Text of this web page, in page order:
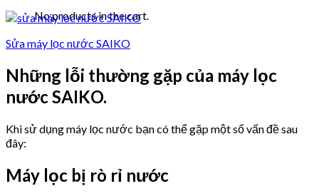
No products in the cart.
Sửa máy lọc nước SAIKO
Những lỗi thường gặp của máy lọc
nước SAIKO.
Khi sử dụng máy lọc nước bạn có thể gặp một số vấn đề sau
đây:
Máy lọc bị rò rỉ nước